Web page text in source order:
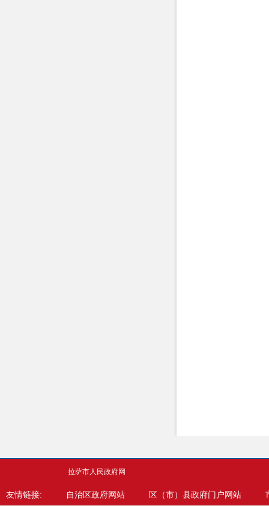
拉萨市人民政府网
友情链接: 自治区政府网站 区（市）县政府门户网站